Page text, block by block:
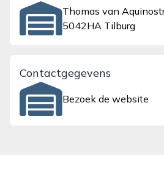
Thomas van
5042HA Tilburg
Contactgegevens
Bezoek de website